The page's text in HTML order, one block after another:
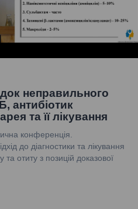
неправильного
антибіотик
та її лікування
конференція.
до діагностики та лікування
та отиту з позицій доказової